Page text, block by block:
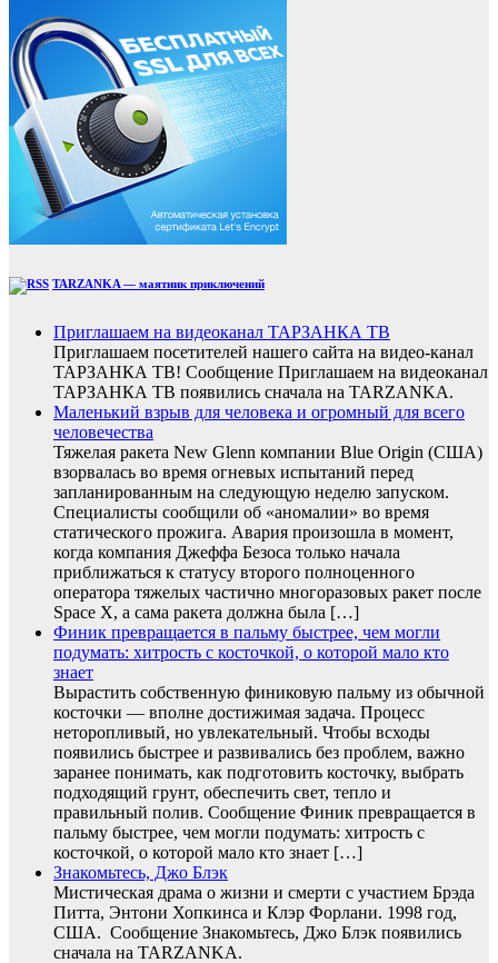
TARZANKA — маятник приключений
Приглашаем на видеоканал ТАРЗАНКА ТВ
Приглашаем посетителей нашего сайта на видео-канал
ТАРЗАНКА ТВ! Сообщение Приглашаем на видеоканал
ТАРЗАНКА ТВ появились сначала на TARZANKA.
Маленький взрыв для человека и огромный для всего
человечества
Тяжелая ракета New Glenn компании Blue Origin (США)
взорвалась во время огневых испытаний перед
запланированным на следующую неделю запуском.
Специалисты сообщили об «аномалии» во время
статического прожига. Авария произошла в момент,
когда компания Джеффа Безоса только начала
приближаться к статусу второго полноценного
оператора тяжелых частично многоразовых ракет после
Space X, а сама ракета должна была […]
Финик превращается в пальму быстрее, чем могли
подумать: хитрость с косточкой, о которой мало кто
знает
Вырастить собственную финиковую пальму из обычной
косточки — вполне достижимая задача. Процесс
неторопливый, но увлекательный. Чтобы всходы
появились быстрее и развивались без проблем, важно
заранее понимать, как подготовить косточку, выбрать
подходящий грунт, обеспечить свет, тепло и
правильный полив. Сообщение Финик превращается в
пальму быстрее, чем могли подумать: хитрость с
косточкой, о которой мало кто знает […]
Знакомьтесь, Джо Блэк
Мистическая драма о жизни и смерти с участием Брэда
Питта, Энтони Хопкинса и Клэр Форлани. 1998 год,
США. Сообщение Знакомьтесь, Джо Блэк появились
сначала на TARZANKA.